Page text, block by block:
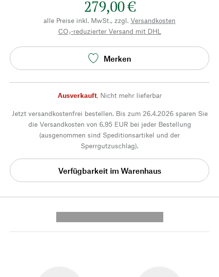
279,00 €
alle Preise inkl. MwSt., zzgl. Versandkosten
CO₂-reduzierter Versand mit DHL
Merken
Ausverkauft, Nicht mehr lieferbar
Jetzt versandkostenfrei bestellen. Bis zum 26.4.2026 sparen Sie
die Versandkosten von 6,95 EUR bei jeder Bestellung
(ausgenommen sind Speditionsartikel und der
Sperrgutzuschlag).
Verfügbarkeit im Warenhaus